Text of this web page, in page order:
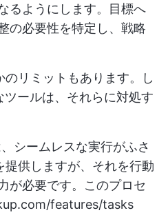
るようにします。目標へ
の必要性を特定し、戦略
のリミットもあります。し
ールは、それらに対処す
シームレスな実行がふさ
提供しますが、それを行動
が必要です。このプロセ
features/tasks